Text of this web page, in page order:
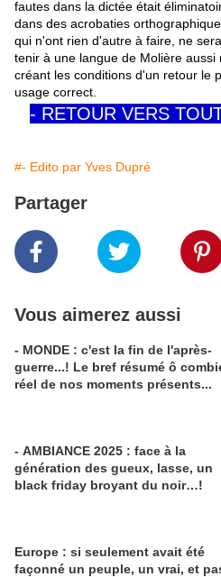
fautes dans la dictée était
dans des acrobaties
qui n'ont rien d'autre à faire, ne
tenir à une langue de Molière aussi
créant les conditions d'un retour le
usage correct.
- RETOUR VERS
#- Edito par Yves Dupré
Partager
Vous aimerez aussi
- MONDE : c'est la fin de l'après-
guerre...! Le bref résumé ô
réel de nos moments présents...
- AMBIANCE 2025 : face à la
génération des gueux, lasse, un
black friday broyant du noir…!
Europe : si seulement avait été
façonné un peuple, un vrai, et